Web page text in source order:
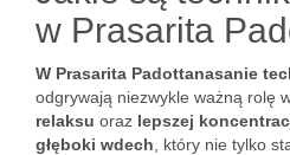
w Prasarita
W Prasarita Padottanasanie
odgrywają niezwykle ważną rolę
relaksu oraz lepszej
głęboki wdech , który nie tylko